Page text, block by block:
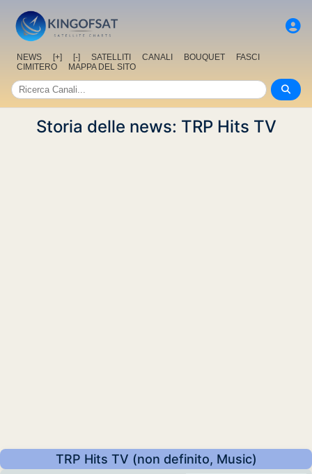
NEWS [+] [-] SATELLITI CANALI BOUQUET
FASCI
CIMITERO
MAPPA DEL SITO
Storia delle news: TRP Hits TV
TRP Hits TV (non definito, Music)